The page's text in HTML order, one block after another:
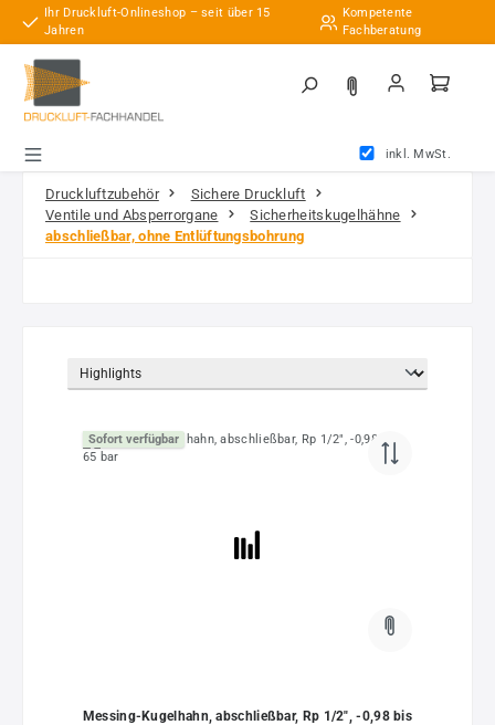
Zum Hauptinhalt springen
Ihr Druckluft-Onlineshop – seit über 15
Jahren
Kompetente
Fachberatung
inkl. MwSt.
Druckluftzubehör
Sichere Druckluft
Ventile und Absperrorgane
Sicherheitskugelhähne
abschließbar, ohne Entlüftungsbohrung
Sofort verfügbar
Messing-Kugelhahn, abschließbar, Rp 1/2", -0,98 bis